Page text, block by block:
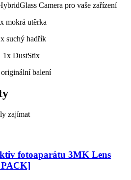
Camera pro vaše zařízení
mokrá utěrka
suchý hadřík
1x DustStix
balení
zajímat
fotoaparátu 3MK Lens